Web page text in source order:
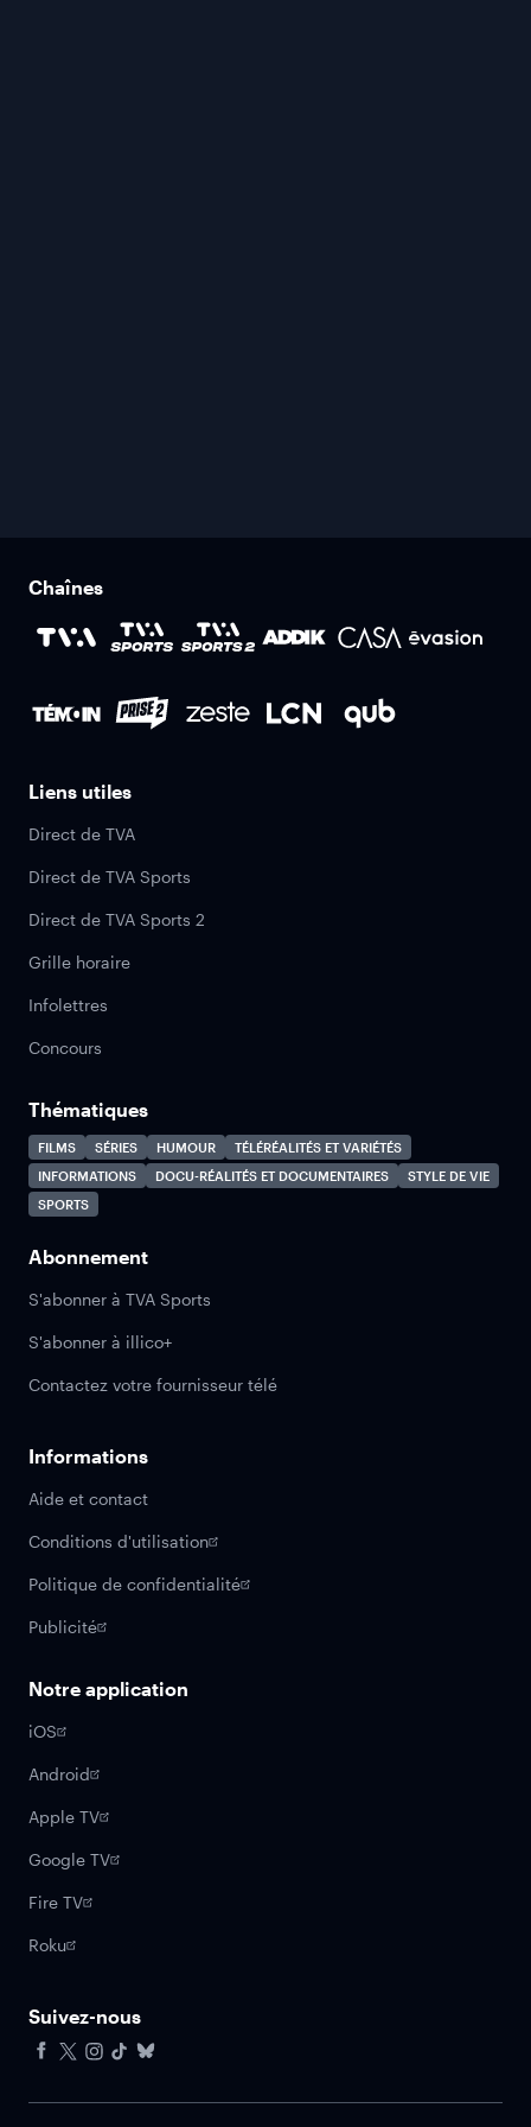
Chaînes
Liens utiles
Direct de TVA
Direct de TVA Sports
Direct de TVA Sports 2
Grille horaire
Infolettres
Concours
Thématiques
FILMS SÉRIES HUMOUR
TÉLÉRÉALITÉS ET VARIÉTÉS
INFORMATIONS
DOCU-RÉALITÉS ET DOCUMENTAIRES
STYLE DE VIE
SPORTS
Abonnement
S'abonner à TVA Sports
S'abonner à illico+
Contactez votre fournisseur télé
Informations
Aide et contact
Conditions d'utilisation
Politique de confidentialité
Publicité
Notre application
iOS
Android
Apple TV
Google TV
Fire TV
Roku
Suivez-nous